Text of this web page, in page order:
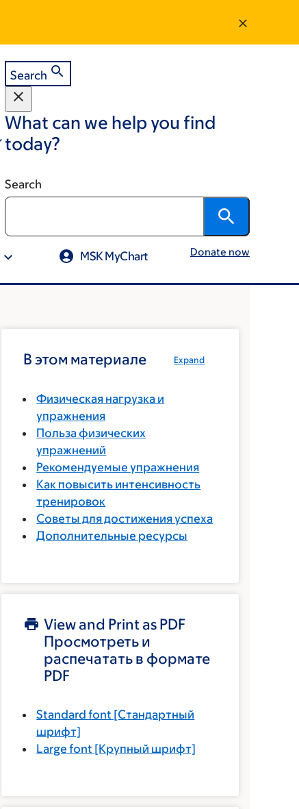
Search
What can we help you find
today?
Search
MSK MyChart Donate now
Expand
В этом материале
Физическая нагрузка и
упражнения
Польза физических
упражнений
Рекомендуемые упражнения
Как повысить интенсивность
тренировок
Советы для достижения успеха
Дополнительные ресурсы
View and Print as PDF
Просмотреть и
распечатать в формате
PDF
Standard font [Стандартный
шрифт]
Large font [Крупный шрифт]